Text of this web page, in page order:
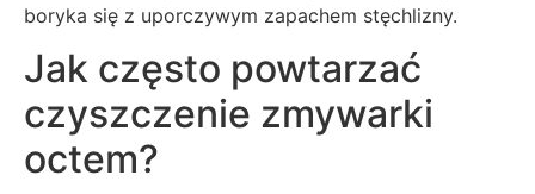
boryka się z uporczywym zapachem stęchlizny.
Jak często powtarzać
czyszczenie zmywarki
octem?